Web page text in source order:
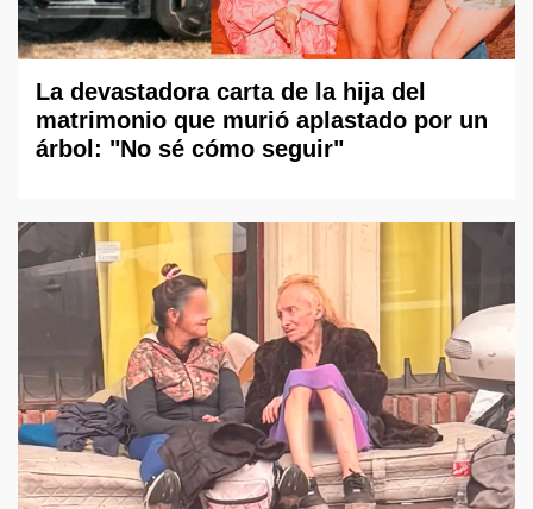
La devastadora carta de la hija del
matrimonio que murió aplastado por un
árbol: "No sé cómo seguir"